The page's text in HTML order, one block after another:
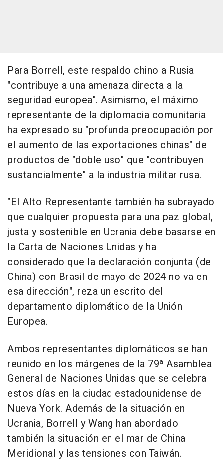
Para Borrell, este respaldo chino a Rusia
"contribuye a una amenaza directa a la
seguridad europea". Asimismo, el máximo
representante de la diplomacia comunitaria
ha expresado su "profunda preocupación por
el aumento de las exportaciones chinas" de
productos de "doble uso" que "contribuyen
sustancialmente" a la industria militar rusa.
"El Alto Representante también ha subrayado
que cualquier propuesta para una paz global,
justa y sostenible en Ucrania debe basarse en
la Carta de Naciones Unidas y ha
considerado que la declaración conjunta (de
China) con Brasil de mayo de 2024 no va en
esa dirección", reza un escrito del
departamento diplomático de la Unión
Europea.
Ambos representantes diplomáticos se han
reunido en los márgenes de la 79ª Asamblea
General de Naciones Unidas que se celebra
estos días en la ciudad estadounidense de
Nueva York. Además de la situación en
Ucrania, Borrell y Wang han abordado
también la situación en el mar de China
Meridional y las tensiones con Taiwán.